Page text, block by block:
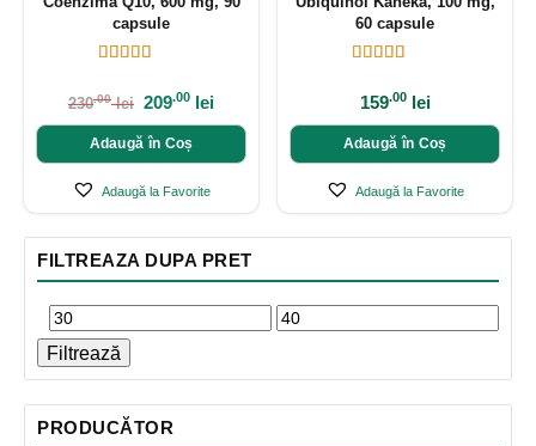
FILTREAZA DUPA PRET
Filtrează
PRODUCĂTOR
capsule
230.00 lei 209.00 lei
Adaugă în Coș
Adaugă la Favorite
60 capsule
159.00 lei
Adaugă în Coș
Adaugă la Favorite